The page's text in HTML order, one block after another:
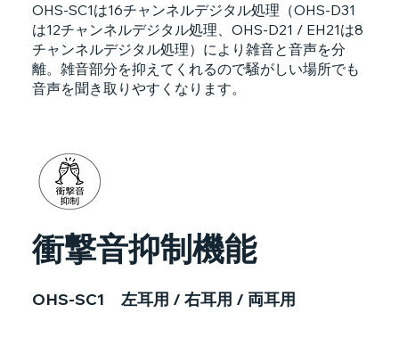
OHS-SC1は16チャンネルデジタル処理（OHS-D31
は12チャンネルデジタル処理、OHS-D21 / EH21は8
チャンネルデジタル処理）により雑音と音声を分
離。雑音部分を抑えてくれるので騒がしい場所でも
音声を聞き取りやすくなります。
衝撃音抑制機能
OHS-SC1 左耳用 / 右耳用 / 両耳用